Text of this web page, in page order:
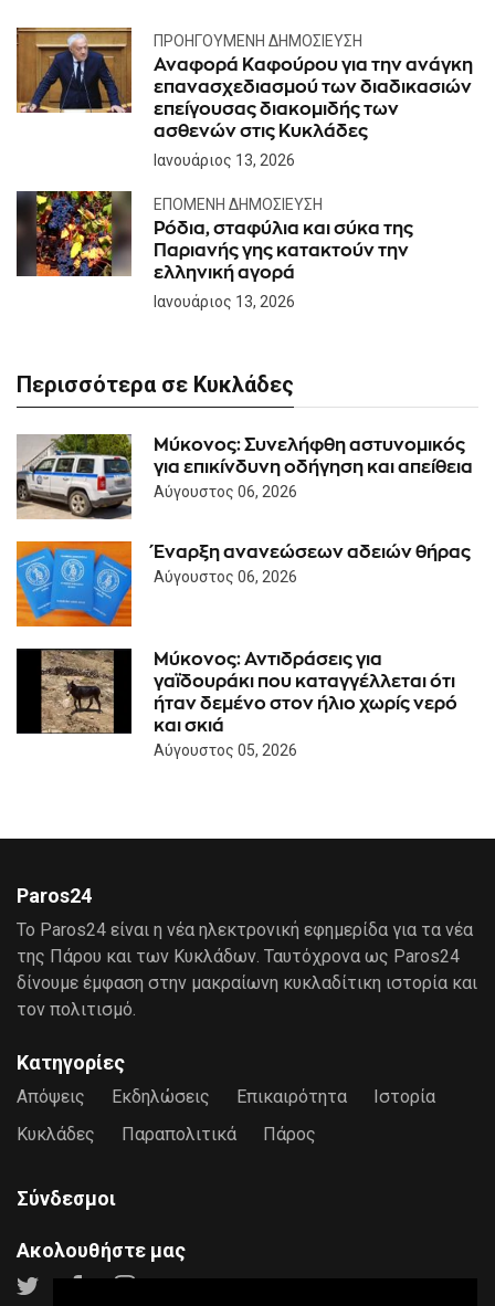
ΠΡΟΗΓΟΎΜΕΝΗ ΔΗΜΟΣΊΕΥΣΗ
Αναφορά Καφούρου για την ανάγκη
επανασχεδιασμού των διαδικασιών
επείγουσας διακομιδής των
ασθενών στις Κυκλάδες
Ιανουάριος 13, 2026
ΕΠΌΜΕΝΗ ΔΗΜΟΣΊΕΥΣΗ
Ρόδια, σταφύλια και σύκα της
Παριανής γης κατακτούν την
ελληνική αγορά
Ιανουάριος 13, 2026
Περισσότερα σε Κυκλάδες
Μύκονος: Συνελήφθη αστυνομικός
για επικίνδυνη οδήγηση και απείθεια
Αύγουστος 06, 2026
Έναρξη ανανεώσεων αδειών θήρας
Αύγουστος 06, 2026
Μύκονος: Αντιδράσεις για
γαϊδουράκι που καταγγέλλεται ότι
ήταν δεμένο στον ήλιο χωρίς νερό
και σκιά
Αύγουστος 05, 2026
Paros24
Το Paros24 είναι η νέα ηλεκτρονική εφημερίδα για τα νέα
της Πάρου και των Κυκλάδων. Ταυτόχρονα ως Paros24
δίνουμε έμφαση στην μακραίωνη κυκλαδίτικη ιστορία και
τον πολιτισμό.
Κατηγορίες
Απόψεις Εκδηλώσεις Επικαιρότητα
Ιστορία
Κυκλάδες
Παραπολιτικά Πάρος
Σύνδεσμοι
Ακολουθήστε μας